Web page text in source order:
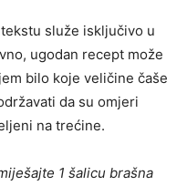
služe isključivo u
ugodan recept može
bilo koje veličine čaše
da su omjeri
na trećine.
1 šalicu brašna